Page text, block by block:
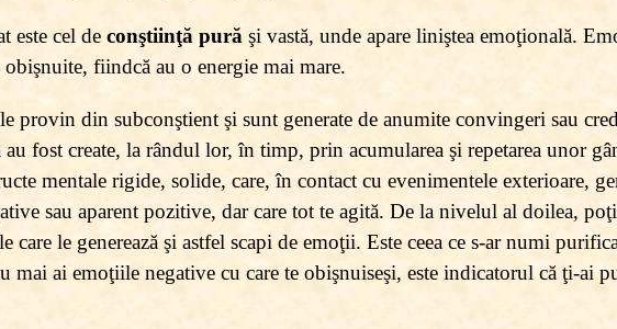
este cel de conştiinţă pură şi vastă, unde apare liniştea emoţională.
fiindcă au o energie mai mare.
provin din subconştient şi sunt generate de anumite convingeri sau
au fost create, la rândul lor, în timp, prin acumularea şi repetarea unor
mentale rigide, solide, care, în contact cu evenimentele exterioare,
sau aparent pozitive, dar care tot te agită. De la nivelul al doilea,
care le generează şi astfel scapi de emoţii. Este ceea ce s-ar numi
mai ai emoţiile negative cu care te obişnuiseşi, este indicatorul că ţi-ai